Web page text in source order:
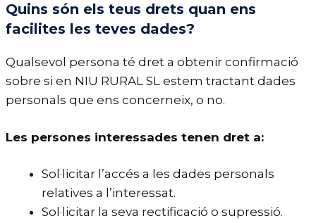
Quins són els teus drets quan ens
facilites les teves dades?
Qualsevol persona té dret a obtenir confirmació
sobre si en NIU RURAL SL estem tractant dades
personals que ens concerneix, o no.
Les persones interessades tenen dret a:
Sol·licitar l’accés a les dades personals
relatives a l’interessat.
Sol·licitar la seva rectificació o supressió.